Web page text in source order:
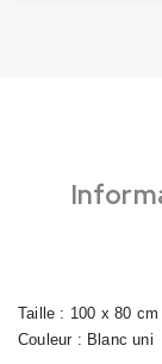
Taille : 100 x 80 cm
Couleur : Blanc uni